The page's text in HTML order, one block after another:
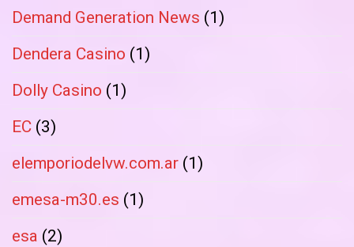
Demand Generation News (1)
Dendera Casino (1)
Dolly Casino (1)
EC (3)
elemporiodelvw.com.ar (1)
emesa-m30.es (1)
esa (2)